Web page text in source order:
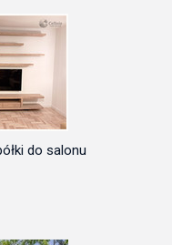
do salonu